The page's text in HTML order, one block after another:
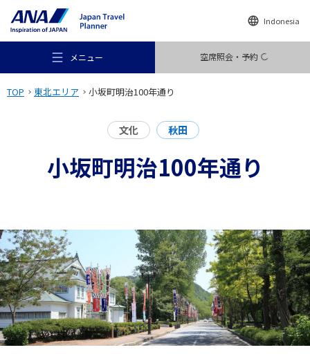
Indonesia
メニュー 空席照会・予約
おすすめの旅
行き先
旅のお役立ち情報
TOP 東北エリア 小坂町明治100年通り
文化 秋田
小坂町明治100年通り